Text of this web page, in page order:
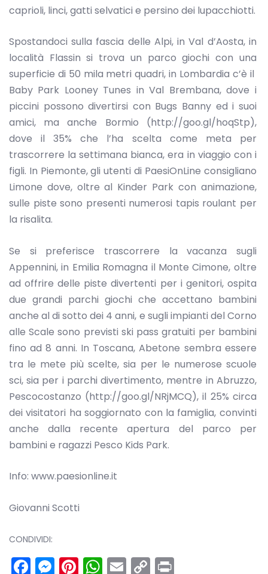
caprioli, linci, gatti selvatici e persino dei lupacchiotti.
Spostandoci sulla fascia delle Alpi, in Val d’Aosta, in
località Flassin si trova un parco giochi con una
superficie di 50 mila metri quadri, in Lombardia c’è il
Baby Park Looney Tunes in Val Brembana, dove i
piccini possono divertirsi con Bugs Banny ed i suoi
amici, ma anche Bormio (http://goo.gl/hoqStp),
dove il 35% che l’ha scelta come meta per
trascorrere la settimana bianca, era in viaggio con i
figli. In Piemonte, gli utenti di PaesiOnLine consigliano
Limone dove, oltre al Kinder Park con animazione,
sulle piste sono presenti numerosi tapis roulant per
la risalita.
Se si preferisce trascorrere la vacanza sugli
Appennini, in Emilia Romagna il Monte Cimone, oltre
ad offrire delle piste divertenti per i genitori, ospita
due grandi parchi giochi che accettano bambini
anche al di sotto dei 4 anni, e sugli impianti del Corno
alle Scale sono previsti ski pass gratuiti per bambini
fino ad 8 anni. In Toscana, Abetone sembra essere
tra le mete più scelte, sia per le numerose scuole
sci, sia per i parchi divertimento, mentre in Abruzzo,
Pescocostanzo (http://goo.gl/NRjMCQ), il 25% circa
dei visitatori ha soggiornato con la famiglia, convinti
anche dalla recente apertura del parco per
bambini e ragazzi Pesco Kids Park.
Info: www.paesionline.it
Giovanni Scotti
CONDIVIDI:
Facebook
Messenger
Pinterest
WhatsApp
Email
Copy